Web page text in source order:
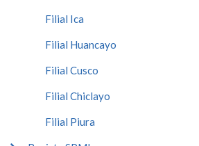
Filial Ica
Filial Huancayo
Filial Cusco
Filial Chiclayo
Filial Piura